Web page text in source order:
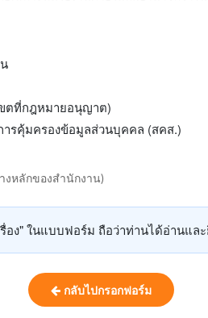
ตที่กฎหมายอนุญาต)
รคุ้มครองข้อมูลส่วนบุคคล (สคส.)
งหลักของสำนักงาน)
รื่อง" ในแบบฟอร์ม ถือว่าท่านได้อ่านแ
กลับไปกรอกฟอร์ม